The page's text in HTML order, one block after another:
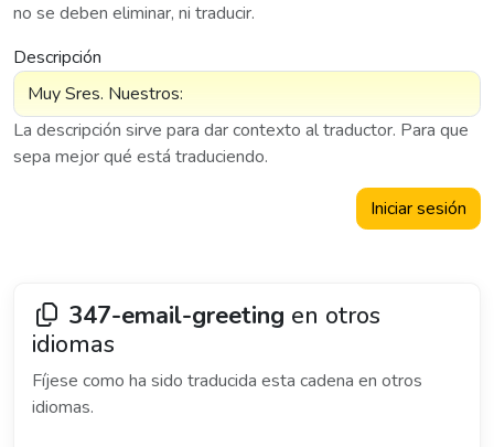
no se deben eliminar, ni traducir.
Descripción
La descripción sirve para dar contexto al traductor. Para que
sepa mejor qué está traduciendo.
Iniciar sesión
347-email-greeting en otros
idiomas
Fíjese como ha sido traducida esta cadena en otros
idiomas.